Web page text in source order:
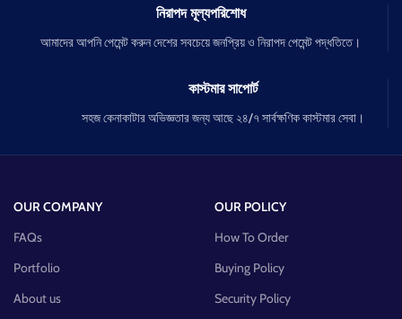
নিরাপদ মূল্যপরিশোধ
আমাদের আপনি পেমেন্ট করুন দেশের সবচেয়ে জনপ্রিয় ও নিরাপদ পেমেন্ট পদ্ধতিতে।
কাস্টমার সাপোর্ট
সহজ কেনাকাটার অভিজ্ঞতার জন্য আছে ২৪/৭ সার্বক্ষণিক কাস্টমার সেবা।
OUR COMPANY
FAQs
Portfolio
About us
OUR POLICY
How To Order
Buying Policy
Security Policy